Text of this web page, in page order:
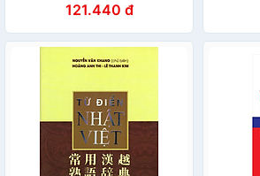
121.440 đ